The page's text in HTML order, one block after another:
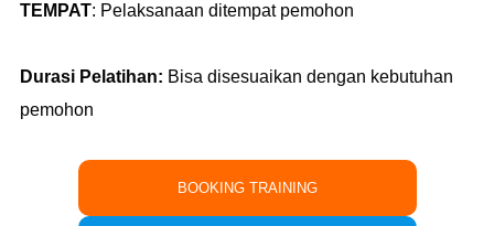
TEMPAT: Pelaksanaan ditempat pemohon
Durasi Pelatihan: Bisa disesuaikan dengan kebutuhan
pemohon
BOOKING TRAINING